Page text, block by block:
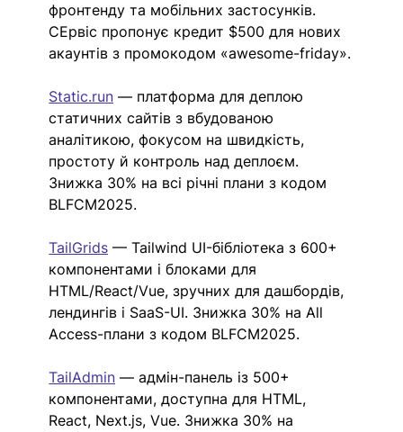
фронтенду та мобільних застосунків.
СЕрвіс пропонує кредит $500 для нових
акаунтів з промокодом «awesome-friday».
Static.run — платформа для деплою
статичних сайтів з вбудованою
аналітикою, фокусом на швидкість,
простоту й контроль над деплоєм.
Знижка 30% на всі річні плани з кодом
BLFCM2025.
TailGrids — Tailwind UI-бібліотека з 600+
компонентами і блоками для
HTML/React/Vue, зручних для дашбордів,
лендингів і SaaS-UI. Знижка 30% на All
Access-плани з кодом BLFCM2025.
TailAdmin — адмін-панель із 500+
компонентами, доступна для HTML,
React, Next.js, Vue. Знижка 30% на